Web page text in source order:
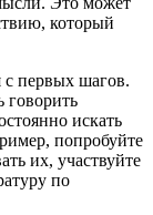
который
с первых шагов.
говорить
искать
попробуйте
их, участвуйте
по